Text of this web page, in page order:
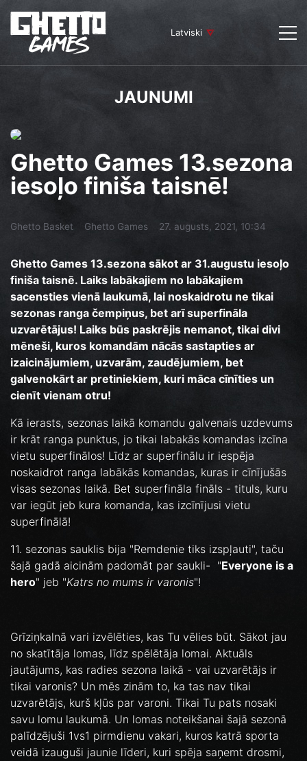
Latviski
JAUNUMI
Ghetto Games 13.sezona
iesoļo finiša taisnē!
Ghetto Basket Ghetto Games 27. augusts, 2021, 10:34
Ghetto Games 13.sezona sākot ar 31.augustu iesoļo
finiša taisnē. Laiks labākajiem no labākajiem
sacensties vienā laukumā, lai noskaidrotu ne tikai
sezonas ranga čempiņus, bet arī superfināla
uzvarētājus! Laiks būs paskrējis nemanot, tikai divi
mēneši, kuros komandām nācās sastapties ar
izaicinājumiem, uzvarām, zaudējumiem, bet
galvenokārt ar pretiniekiem, kuri māca cīnīties un
cienīt vienam otru!
Kā ierasts, sezonas laikā komandu galvenais uzdevums
ir krāt ranga punktus, jo tikai labakās komandas izcīna
vietu superfinālos! Līdz ar superfinālu ir iespēja
noskaidrot ranga labākās komandas, kuras ir cīnījušās
visas sezonas laikā. Bet superfināla fināls - tituls, kuru
var iegūt jeb kura komanda, kas izcīnījusi vietu
superfinālā!
11. sezonas sauklis bija "Remdenie tiks izspļauti", taču
šajā gadā aicinām padomāt par saukli- "Everyone is a
hero" jeb "Katrs no mums ir varonis"!
Grīziņkalnā vari izvēlēties, kas Tu vēlies būt. Sākot jau
no skatītāja lomas, līdz spēlētāja lomai. Aktuāls
jautājums, kas radies sezona laikā - vai uzvarētājs ir
tikai varonis? Un mēs zinām to, ka tas nav tikai
uzvarētājs, kurš kļūs par varoni. Tikai Tu pats nosaki
savu lomu laukumā. Un lomas noteikšanai šajā sezonā
palīdzējuši 1vs1 pirmdienu vakari, kuros katrā sporta
veidā izauguši jaunie līderi, kuri spēja saņemt drosmi,